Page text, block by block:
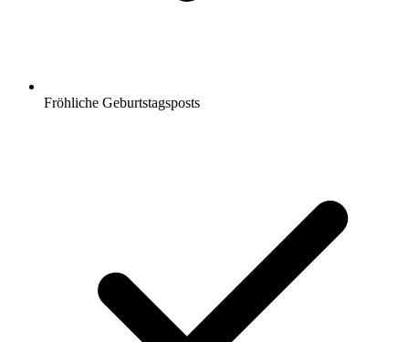
Fröhliche Geburtstagsposts